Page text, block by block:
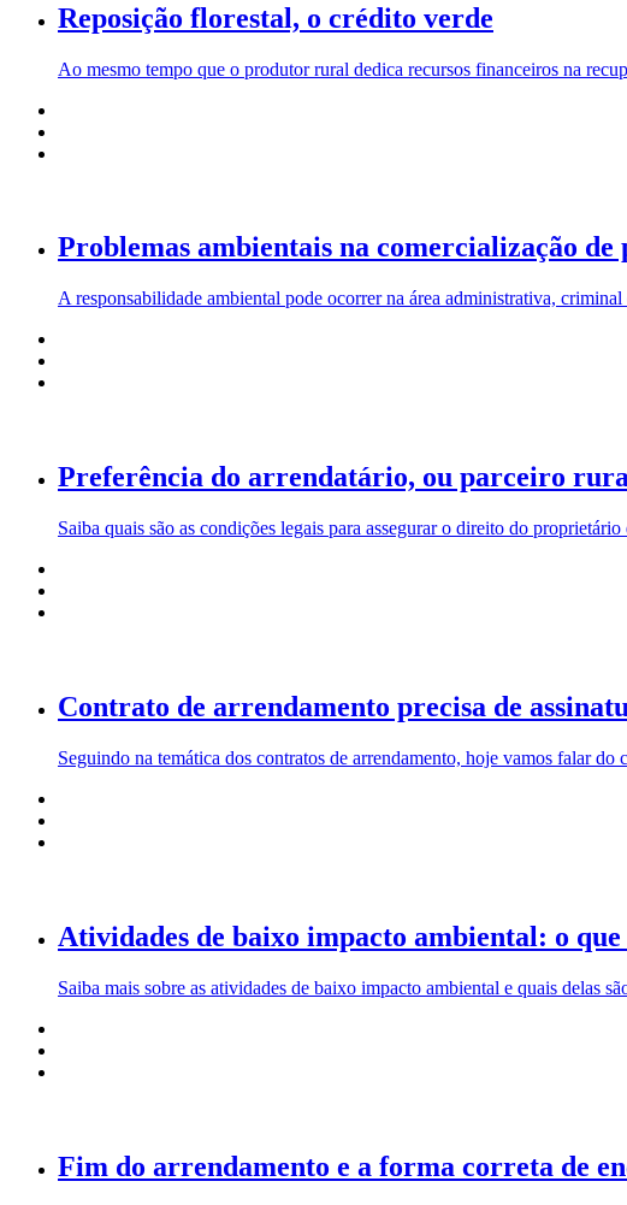
Reposição florestal, o crédito verde
Ao mesmo tempo que o produtor rural dedica recursos financeiros na
Problemas ambientais na comercialização
A responsabilidade ambiental pode ocorrer na área administrativa, criminal
Preferência do arrendatário, ou parceiro
Saiba quais são as condições legais para assegurar o direito do proprietário
Contrato de arrendamento precisa de
Seguindo na temática dos contratos de arrendamento, hoje vamos falar
Atividades de baixo impacto ambiental: o que
Saiba mais sobre as atividades de baixo impacto ambiental e quais delas
Fim do arrendamento e a forma correta de